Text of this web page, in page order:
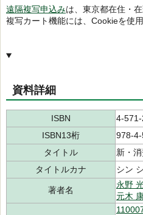
遠隔複写申込みは、東京都在住・
複写カート機能には、Cookieを使
資料詳細
ISBN
4-
ISBN13桁
978-
タイトル
新・
タイトルカナ
シン
著者名
永野
元木